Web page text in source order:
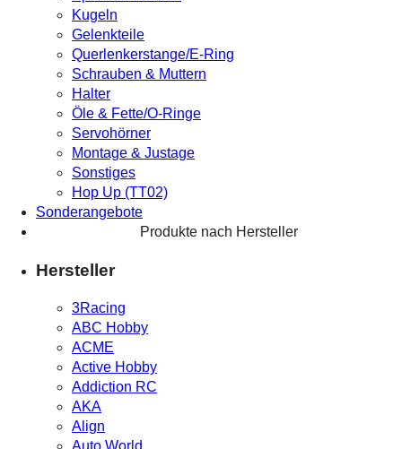
Kugeln
Gelenkteile
Querlenkerstange/E-Ring
Schrauben & Muttern
Halter
Öle & Fette/O-Ringe
Servohörner
Montage & Justage
Sonstiges
Hop Up (TT02)
Sonderangebote
Produkte nach Hersteller
Hersteller
3Racing
ABC Hobby
ACME
Active Hobby
Addiction RC
AKA
Align